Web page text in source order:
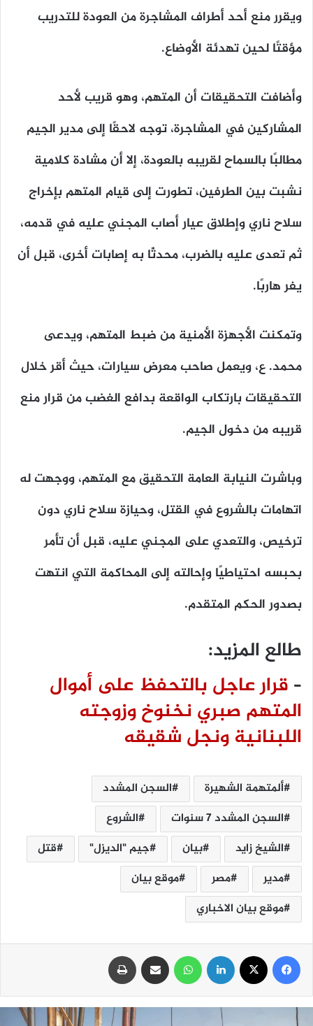
ويقرر منع أحد أطراف المشاجرة من العودة للتدريب
مؤقتًا لحين تهدئة الأوضاع.
وأضافت التحقيقات أن المتهم، وهو قريب لأحد
المشاركين في المشاجرة، توجه لاحقًا إلى مدير الجيم
مطالبًا بالسماح لقريبه بالعودة، إلا أن مشادة كلامية
نشبت بين الطرفين، تطورت إلى قيام المتهم بإخراج
سلاح ناري وإطلاق عيار أصاب المجني عليه في قدمه،
ثم تعدى عليه بالضرب، محدثًا به إصابات أخرى، قبل أن
يفر هاربًا.
وتمكنت الأجهزة الأمنية من ضبط المتهم، ويدعى
محمد. ع، ويعمل صاحب معرض سيارات، حيث أقر خلال
التحقيقات بارتكاب الواقعة بدافع الغضب من قرار منع
قريبه من دخول الجيم.
وباشرت النيابة العامة التحقيق مع المتهم، ووجهت له
اتهامات بالشروع في القتل، وحيازة سلاح ناري دون
ترخيص، والتعدي على المجني عليه، قبل أن تأمر
بحبسه احتياطيًا وإحالته إلى المحاكمة التي انتهت
بصدور الحكم المتقدم.
طالع المزيد:
– قرار عاجل بالتحفظ على أموال
المتهم صبري نخنوخ وزوجته
اللبنانية ونجل شقيقه
ألمتهمة الشهيرة
السجن المشدد
السجن المشدد 7 سنوات
الشروع
الشيخ زايد
بيان جيم "الديزل"
قتل
مدير
مصر
موقع بيان
موقع بيان الاخباري